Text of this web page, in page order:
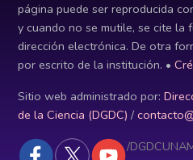
página puede ser reproducida
y cuando no se mutile, se cite la
dirección electrónica. De otra
por escrito de la institución. •
Sitio web administrado por:
de la Ciencia (DGDC) /
/